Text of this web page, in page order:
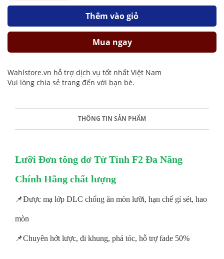
Thêm vào giỏ
Mua ngay
Wahlstore.vn hỗ trợ dịch vụ tốt nhất Việt Nam
Vui lòng chia sẻ trang đến với bạn bè.
THÔNG TIN SẢN PHẨM
Lưỡi Đơn tông đơ Từ Tính F2 Đa Năng
Chính Hãng chất lượng
📌Được mạ lớp DLC chống ăn mòn lưỡi, hạn chế gỉ sét, hao
mòn
📌Chuyên hớt lược, đi khung, phá tóc, hỗ trợ fade 50%